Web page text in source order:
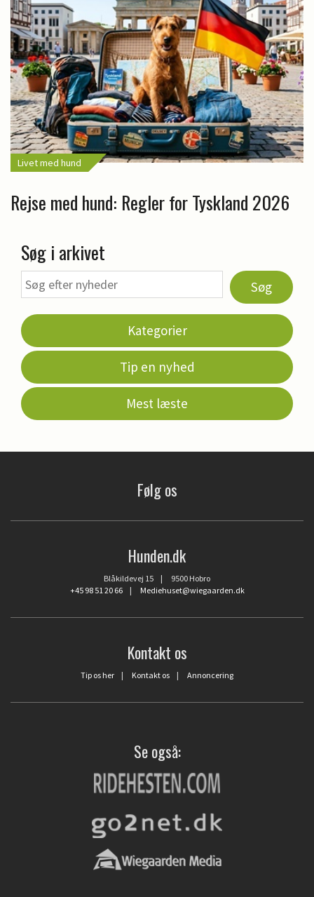
Livet med hund
Rejse med hund: Regler for Tyskland 2026
Søg i arkivet
Søg
Kategorier
Tip en nyhed
Mest læste
Følg os
Hunden.dk
Blåkildevej 15 | 9500 Hobro
+45 98 51 20 66| Mediehuset@wiegaarden.dk
Kontakt os
Tip os her | Kontakt os | Annoncering
Se også: